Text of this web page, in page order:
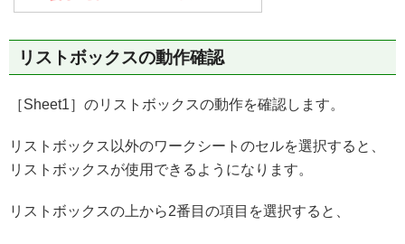
リストボックスの動作確認
［Sheet1］のリストボックスの動作を確認します。
リストボックス以外のワークシートのセルを選択すると、
リストボックスが使用できるようになります。
リストボックスの上から2番目の項目を選択すると、